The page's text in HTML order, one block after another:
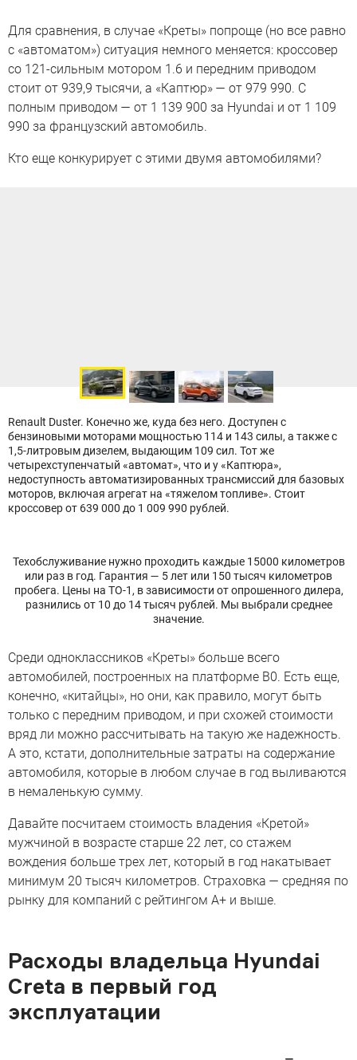
Для сравнения, в случае «Креты» попроще (но все равно
с «автоматом») ситуация немного меняется: кроссовер
со 121-сильным мотором 1.6 и передним приводом
стоит от 939,9 тысячи, а «Каптюр» — от 979 990. С
полным приводом — от 1 139 900 за Hyundai и от 1 109
990 за французский автомобиль.
Кто еще конкурирует с этими двумя автомобилями?
Renault Duster. Конечно же, куда без него. Доступен с
бензиновыми моторами мощностью 114 и 143 силы, а также с
1,5-литровым дизелем, выдающим 109 сил. Тот же
четырехступенчатый «автомат», что и у «Каптюра»,
недоступность автоматизированных трансмиссий для базовых
моторов, включая агрегат на «тяжелом топливе». Стоит
кроссовер от 639 000 до 1 009 990 рублей.
Техобслуживание нужно проходить каждые 15000 километров
или раз в год. Гарантия — 5 лет или 150 тысяч километров
пробега. Цены на ТО-1, в зависимости от опрошенного дилера,
разнились от 10 до 14 тысяч рублей. Мы выбрали среднее
значение.
Среди одноклассников «Креты» больше всего
автомобилей, построенных на платформе B0. Есть еще,
конечно, «китайцы», но они, как правило, могут быть
только с передним приводом, и при схожей стоимости
вряд ли можно рассчитывать на такую же надежность.
А это, кстати, дополнительные затраты на содержание
автомобиля, которые в любом случае в год выливаются
в немаленькую сумму.
Давайте посчитаем стоимость владения «Кретой»
мужчиной в возрасте старше 22 лет, со стажем
вождения больше трех лет, который в год накатывает
минимум 20 тысяч километров. Страховка — средняя по
рынку для компаний с рейтингом А+ и выше.
Расходы владельца Hyundai
Creta в первый год
эксплуатации